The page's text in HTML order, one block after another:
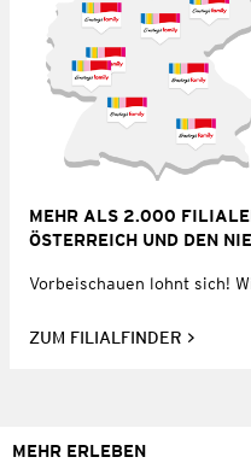
MEHR ALS 2.000
ÖSTERREICH UND DEN
Vorbeischauen lohnt sich!
ZUM FILIALFINDER
MEHR ERLEBEN